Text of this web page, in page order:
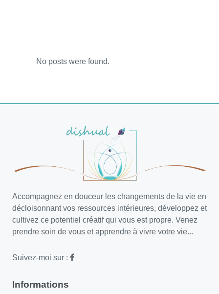
No posts were found.
Accompagnez en douceur les changements de la vie en
décloisonnant vos ressources intérieures, développez et
cultivez ce potentiel créatif qui vous est propre. Venez
prendre soin de vous et apprendre à vivre votre vie...
Suivez-moi sur :
Informations